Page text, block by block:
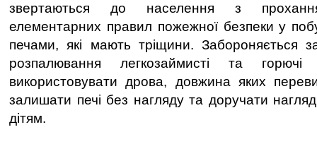
звертаються до населення з
елементарних правил пожежної безпеки у
печами, які мають тріщини. Забороняється
розпалювання легкозаймисті та
використовувати дрова, довжина яких
залишати печі без нагляду та доручати
дітям.